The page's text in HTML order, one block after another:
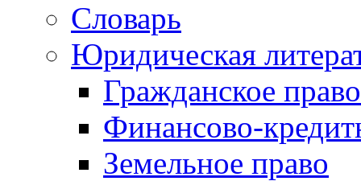
Словарь
Юридическая
Гражданское право
Финансово-
Земельное право